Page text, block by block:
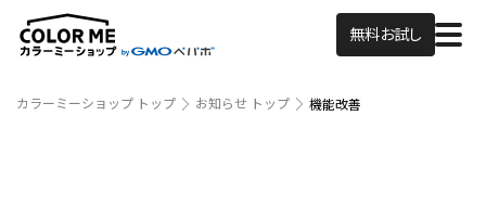
無料お試し
カラーミーショップ トップ お知らせ トップ 機能改善